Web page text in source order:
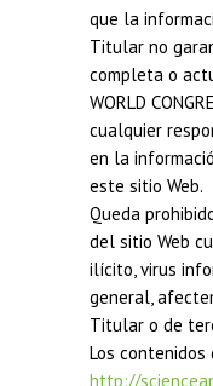
que la
Titular no
completa o
WORLD
cualquier
en la
este sitio Web.
Queda
del sitio Web
ilícito, virus
general,
Titular o de
Los contenidos
http://